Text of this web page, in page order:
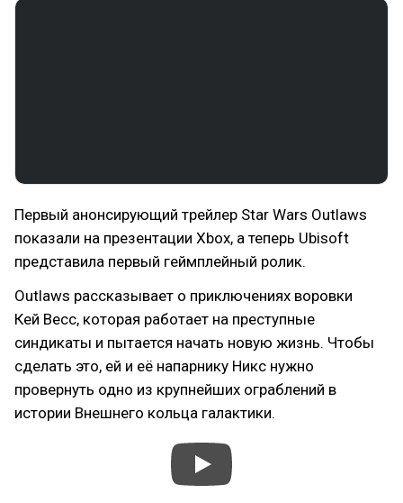
Первый анонсирующий трейлер Star Wars Outlaws
показали на презентации Xbox, а теперь Ubisoft
представила первый геймплейный ролик.
Outlaws рассказывает о приключениях воровки
Кей Весс, которая работает на преступные
синдикаты и пытается начать новую жизнь. Чтобы
сделать это, ей и её напарнику Никс нужно
провернуть одно из крупнейших ограблений в
истории Внешнего кольца галактики.